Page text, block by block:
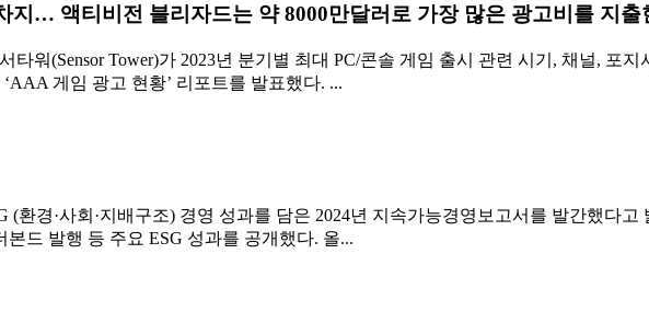
… 액티비전 블리자드는 약 8000만달러로 가장 많은 광고비를 지출
워(Sensor Tower)가 2023년 분기별 최대 PC/콘솔 게임 출시 관련 시기, 채널, 포지
게임 광고 현황’ 리포트를 발표했다. ...
경·사회·지배구조) 경영 성과를 담은 2024년 지속가능경영보고서를 발간했다고
드 발행 등 주요 ESG 성과를 공개했다. 올...